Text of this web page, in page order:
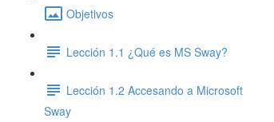
Objetivos
Lección 1.1 ¿Qué es MS Sway?
Lección 1.2 Accesando a Microsoft
Sway